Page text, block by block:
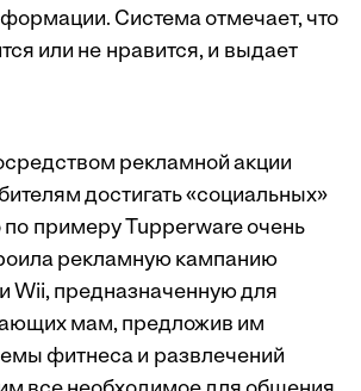
Система отмечает, что
или не нравится, и выдает
рекламной акции
достигать «социальных»
по примеру Tupperware очень
рекламную кампанию
Wii, предназначенную для
мам, предложив им
фитнеса и развлечений